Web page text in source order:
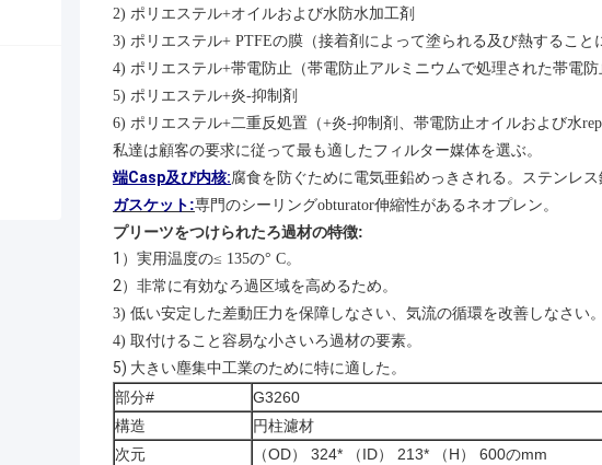
2) ポリエステル+オイルおよび水防水加工剤
3) ポリエステル+ PTFEの膜（接着剤によって塗られる及び熱すること
4) ポリエステル+帯電防止（帯電防止アルミニウムで処理された帯電
5) ポリエステル+炎-抑制剤
6) ポリエステル+二重反処置（+炎-抑制剤、帯電防止オイルおよび水
私達は顧客の要求に従って最も適したフィルター媒体を選ぶ。
端Casp及び内核:腐食を防ぐために電気亜鉛めっきされる。ステンレ
ガスケット:専門のシーリングobturator伸縮性があるネオプレン。
プリーツをつけられたろ過材の特徴:
1） 実用温度の≤ 135の° C。
2） 非常に有効なろ過区域を高めるため。
3) 低い安定した差動圧力を保障しなさい、気流の循環を改善しなさい
4) 取付けること容易な小さいろ過材の要素。
5) 大きい塵集中工業のために特に適した 。
部分#
G3260
構造
円柱濾材
次元
（OD） 324* （ID） 213* （H） 600のmm